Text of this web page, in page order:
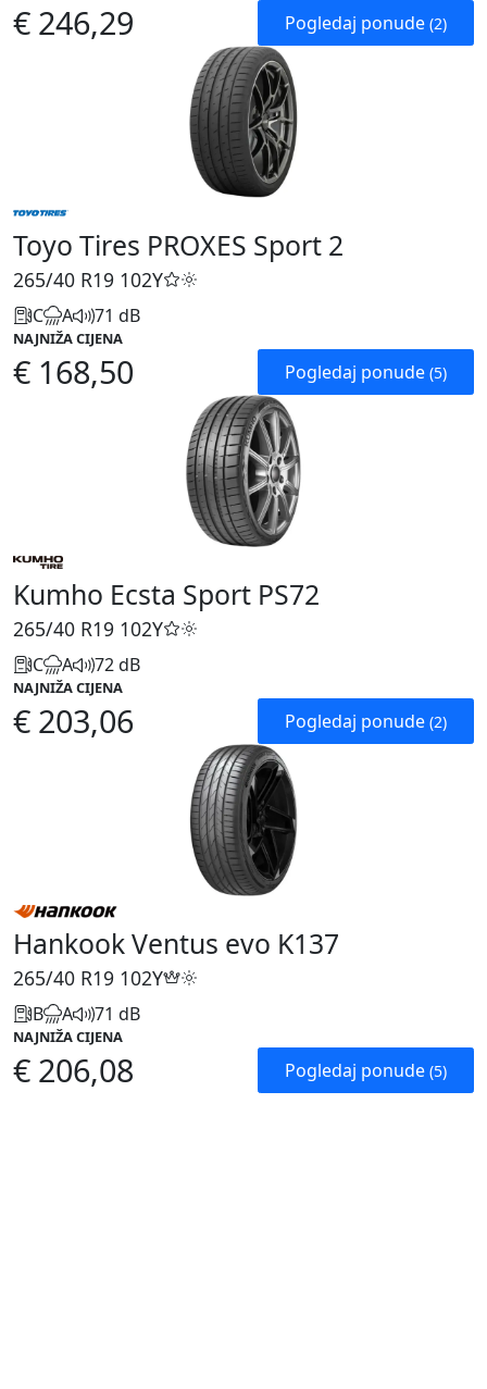
€ 246,29 Pogledaj ponude (2)
Toyo Tires PROXES Sport 2
265/40 R19 102Y
C A 71 dB
NAJNIŽA CIJENA
€ 168,50 Pogledaj ponude (5)
Kumho Ecsta Sport PS72
265/40 R19 102Y
C A 72 dB
NAJNIŽA CIJENA
€ 203,06 Pogledaj ponude (2)
Hankook Ventus evo K137
265/40 R19 102Y
B A 71 dB
NAJNIŽA CIJENA
€ 206,08 Pogledaj ponude (5)